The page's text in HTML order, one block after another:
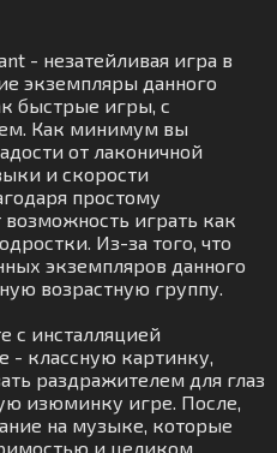
- незатейливая игра в
экземпляры данного
быстрые игры, с
Как минимум вы
от лаконичной
и скорости
простому
играть как
Из-за того, что
экземпляров данного
возрастную группу.
с инсталляцией
- классную картинку,
раздражителем для глаз
изюминку игре. После,
на музыке, которые
и целиком